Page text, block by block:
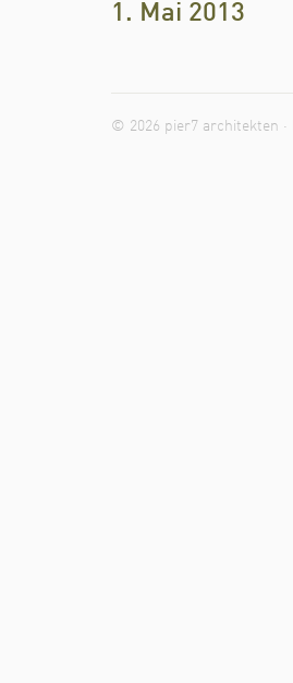
1. Mai 2013
© 2026 pier7 architekten ·